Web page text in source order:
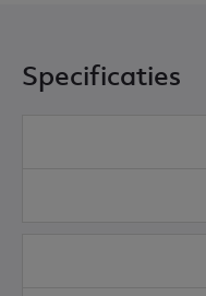
Specificaties